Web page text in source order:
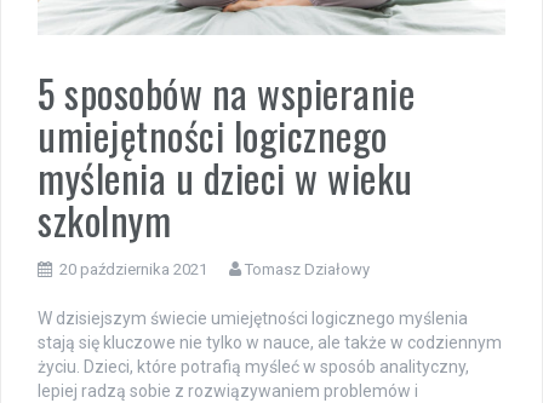
5 sposobów na wspieranie
umiejętności logicznego
myślenia u dzieci w wieku
szkolnym
20 października 2021 Tomasz Działowy
W dzisiejszym świecie umiejętności logicznego myślenia
stają się kluczowe nie tylko w nauce, ale także w codziennym
życiu. Dzieci, które potrafią myśleć w sposób analityczny,
lepiej radzą sobie z rozwiązywaniem problemów i